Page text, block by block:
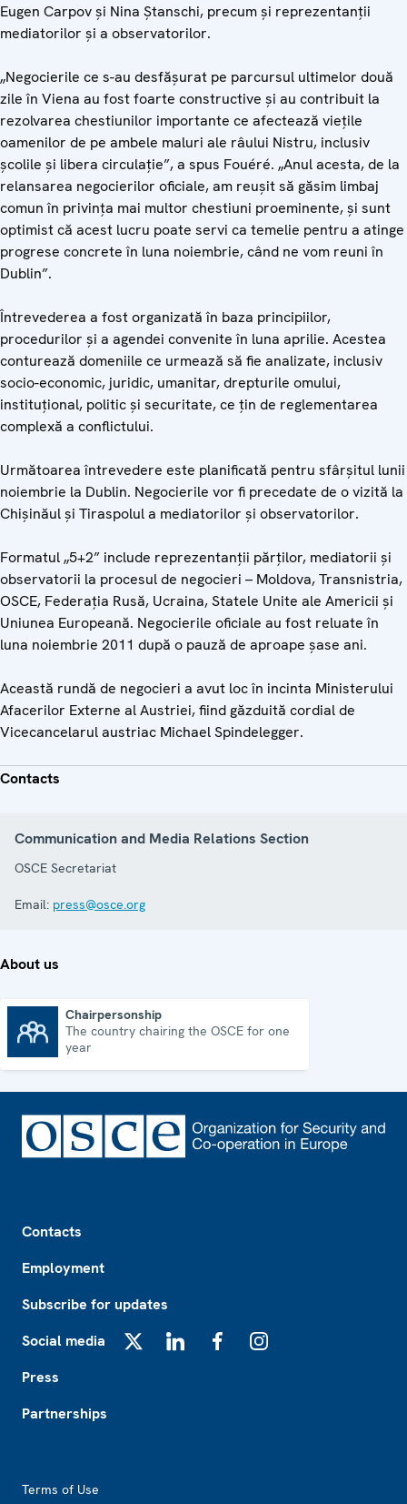
Eugen Carpov şi Nina Ştanschi, precum şi reprezentanţii
mediatorilor şi a observatorilor.
„Negocierile ce s-au desfăşurat pe parcursul ultimelor două
zile în Viena au fost foarte constructive şi au contribuit la
rezolvarea chestiunilor importante ce afectează vieţile
oamenilor de pe ambele maluri ale râului Nistru, inclusiv
şcolile şi libera circulaţie”, a spus Fouéré. „Anul acesta, de la
relansarea negocierilor oficiale, am reuşit să găsim limbaj
comun în privinţa mai multor chestiuni proeminente, şi sunt
optimist că acest lucru poate servi ca temelie pentru a atinge
progrese concrete în luna noiembrie, când ne vom reuni în
Dublin”.
Întrevederea a fost organizată în baza principiilor,
procedurilor şi a agendei convenite în luna aprilie. Acestea
conturează domeniile ce urmează să fie analizate, inclusiv
socio-economic, juridic, umanitar, drepturile omului,
instituţional, politic şi securitate, ce ţin de reglementarea
complexă a conflictului.
Următoarea întrevedere este planificată pentru sfârşitul lunii
noiembrie la Dublin. Negocierile vor fi precedate de o vizită la
Chişinăul şi Tiraspolul a mediatorilor şi observatorilor.
Formatul „5+2” include reprezentanţii părţilor, mediatorii şi
observatorii la procesul de negocieri – Moldova, Transnistria,
OSCE, Federaţia Rusă, Ucraina, Statele Unite ale Americii şi
Uniunea Europeană. Negocierile oficiale au fost reluate în
luna noiembrie 2011 după o pauză de aproape şase ani.
Această rundă de negocieri a avut loc în incinta Ministerului
Afacerilor Externe al Austriei, fiind găzduită cordial de
Vicecancelarul austriac Michael Spindelegger.
Contacts
Communication and Media Relations Section
OSCE Secretariat
Email: press@osce.org
About us
Chairpersonship
The country chairing the OSCE for one
year
Contacts
Employment
Subscribe for updates
Social media
Press
Partnerships
Terms of Use